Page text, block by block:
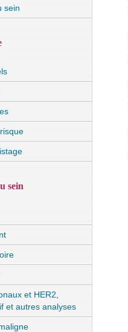
sein
sein
et HER2,
et autres analyses